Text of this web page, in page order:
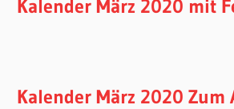
Kalender März 2020 mit
Kalender März 2020 Zum